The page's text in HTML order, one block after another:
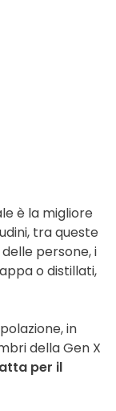
è la migliore
tra queste
persone, i
o distillati,
in
della Gen X
per il